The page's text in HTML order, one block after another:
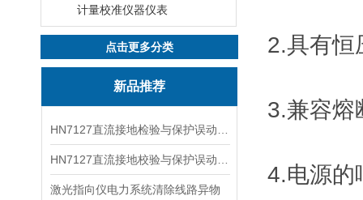
计量校准仪器仪表
点击更多分类
新品推荐
激光指向仪电力系统清除线路异物
2.具有恒
3.兼容熔
4.电源的